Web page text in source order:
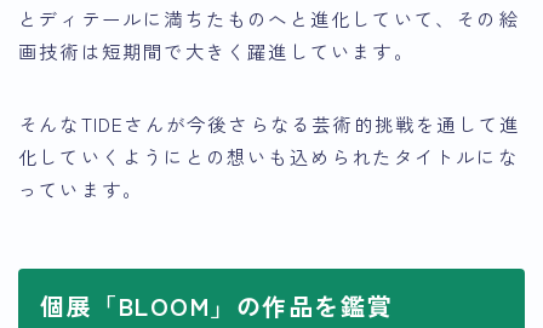
とディテールに満ちたものへと進化していて、その絵
画技術は短期間で大きく躍進しています。
そんなTIDEさんが今後さらなる芸術的挑戦を通して進
化していくようにとの想いも込められたタイトルにな
っています。
個展「BLOOM」の作品を鑑賞